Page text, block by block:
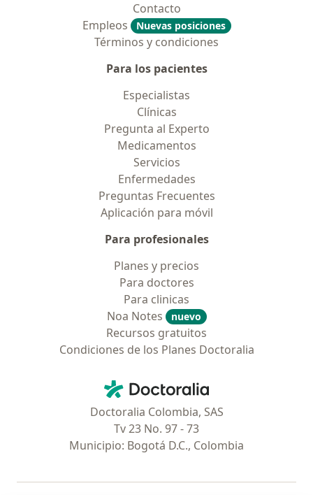
Contacto
Empleos
Nuevas posiciones
Términos y condiciones
Para los pacientes
Especialistas
Clínicas
Pregunta al Experto
Medicamentos
Servicios
Enfermedades
Preguntas Frecuentes
Aplicación para móvil
Para profesionales
Planes y precios
Para doctores
Para clinicas
Noa Notes
nuevo
Recursos gratuitos
Condiciones de los Planes Doctoralia
Doctoralia - Página de inicio
Doctoralia Colombia, SAS
Tv 23 No. 97 - 73
Municipio: Bogotá D.C., Colombia